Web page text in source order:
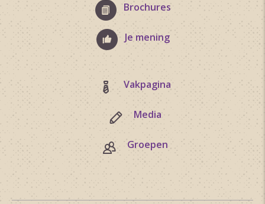
Brochures
Je mening
Vakpagina
Media
Groepen